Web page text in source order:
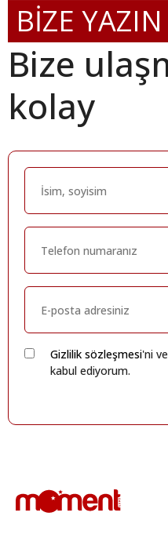
BİZE YAZIN
Bize
kolay
Gizlilik sözleşmesi'ni ve
kabul ediyorum.